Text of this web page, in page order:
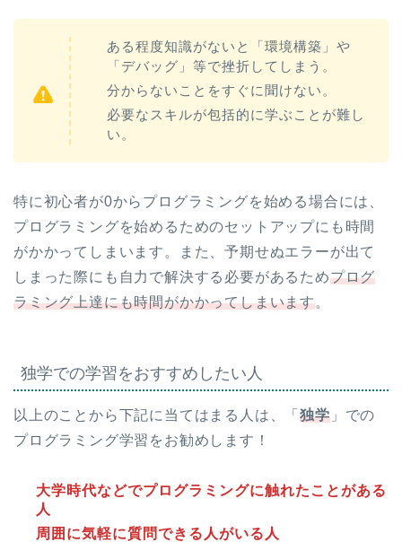
ある程度知識がないと「環境構築」や
「デバッグ」等で挫折してしまう。
分からないことをすぐに聞けない。
必要なスキルが包括的に学ぶことが難し
い。
特に初心者が0からプログラミングを始める場合には、
プログラミングを始めるためのセットアップにも時間
がかかってしまいます。また、予期せぬエラーが出て
しまった際にも自力で解決する必要があるためプログ
ラミング上達にも時間がかかってしまいます。
独学での学習をおすすめしたい人
以上のことから下記に当てはまる人は、「独学」での
プログラミング学習をお勧めします！
大学時代などでプログラミングに触れたことがある
人
周囲に気軽に質問できる人がいる人